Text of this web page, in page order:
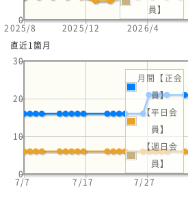
2025/8 2025/12 2026/4
0
員】
直近1箇月
7/7 7/17 7/27
0
10
20
30
月間【正会
員】
【平日会
員】
【週日会
員】